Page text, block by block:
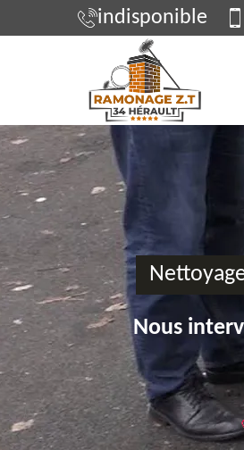
indisponible
Nous